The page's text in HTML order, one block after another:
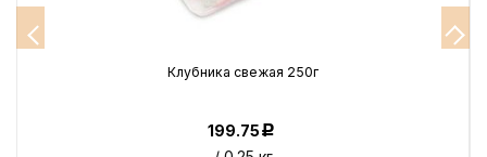
Клубника свежая 250г
199.75Р